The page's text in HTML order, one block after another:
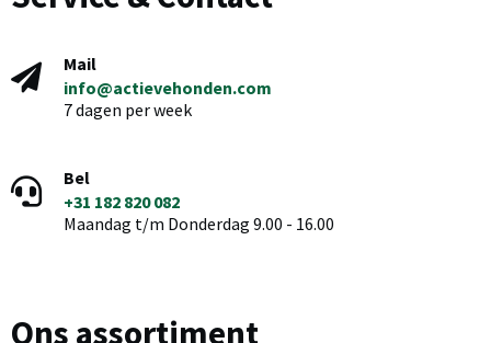
Mail
info@actievehonden.com
7 dagen per week
Bel
+31 182 820 082
Maandag t/m Donderdag 9.00 - 16.00
Ons assortiment